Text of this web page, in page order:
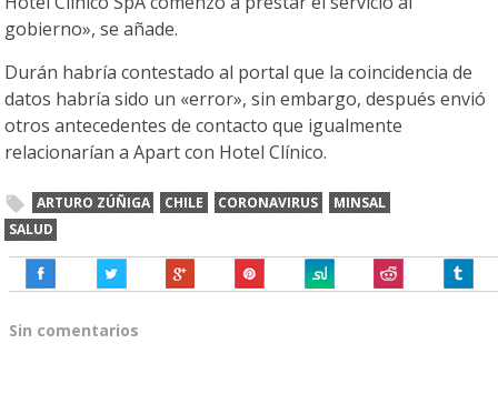
gobierno», se añade.
Durán habría contestado al portal que la coincidencia de
datos habría sido un «error», sin embargo, después envió
otros antecedentes de contacto que igualmente
relacionarían a Apart con Hotel Clínico.
ARTURO ZÚÑIGA CHILE CORONAVIRUS
MINSAL
SALUD
Sin comentarios